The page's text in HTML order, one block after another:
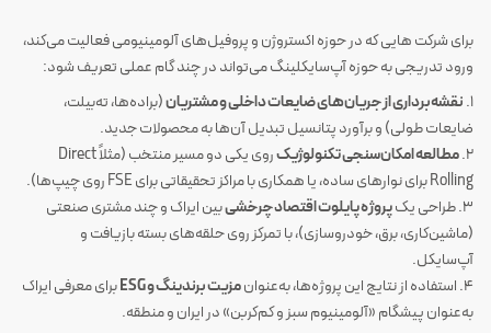
برای شرکت هایی که در حوزه اکستروژن و پروفیل‌های آلومینیومی فعالیت می‌کند،
ورود تدریجی به حوزه آپ‌سایکلینگ می‌تواند در چند گام عملی تعریف شود:
۱. نقشه‌برداری از جریان‌های ضایعات داخلی و مشتریان(براده‌ها، ته‌بیلت،
ضایعات طولی) و برآورد پتانسیل تبدیل آن‌ها به محصولات جدید.
۲. مطالعه امکان‌سنجی تکنولوژیک
روی یکی دو مسیر منتخب (مثلاً Direct
Rolling برای نوارهای ساده، یا همکاری با مراکز تحقیقاتی برای FSE روی چیپ‌ها).
۳. طراحی یک
پروژه پایلوت اقتصاد چرخشیبین ایراک و چند مشتری صنعتی
(ماشین‌کاری، برق، خودروسازی)، با تمرکز روی حلقه‌های بسته بازیافت و
آپ‌سایکل.
۴. استفاده از نتایج این پروژه‌ها، به‌عنوان
مزیت برندینگ و ESG
برای معرفی ایراک
به‌عنوان پیشگام «آلومینیوم سبز و کم‌کربن» در ایران و منطقه.